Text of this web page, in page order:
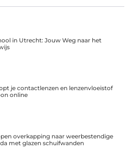
in Utrecht: Jouw Weg naar het
je contactlenzen en lenzenvloeistof
online
overkapping naar weerbestendige
met glazen schuifwanden